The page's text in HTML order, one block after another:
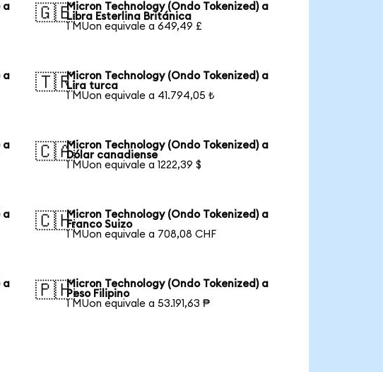
a
🇬🇧Micron Technology (Ondo Tokenized) a
Libra Esterlina Británica
1 MUon equivale a 649,49 £
a
🇹🇷Micron Technology (Ondo Tokenized) a
Lira turca
1 MUon equivale a 41.794,05 ₺
a
🇨🇦Micron Technology (Ondo Tokenized) a
Dólar canadiense
1 MUon equivale a 1222,39 $
a
🇨🇭Micron Technology (Ondo Tokenized) a
Franco Suizo
1 MUon equivale a 708,08 CHF
a
🇵🇭Micron Technology (Ondo Tokenized) a
Peso Filipino
1 MUon equivale a 53.191,63 ₱